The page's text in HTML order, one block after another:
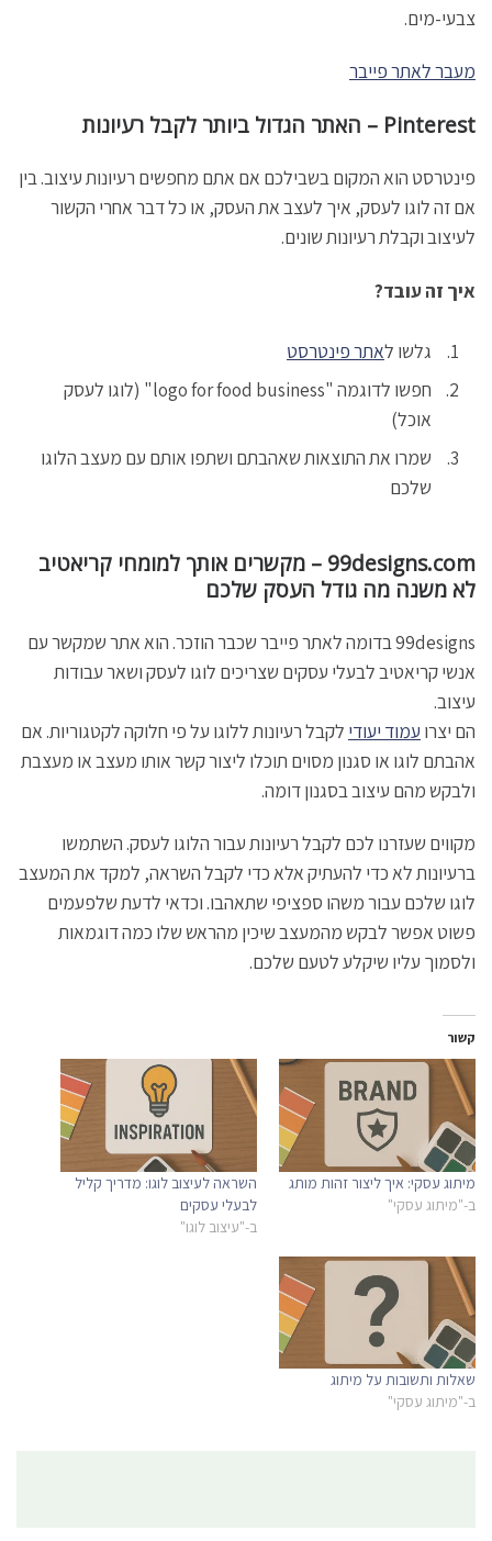
צבעי-מים.
מעבר לאתר פייבר
Pinterest – האתר הגדול ביותר לקבל רעיונות
פינטרסט הוא המקום בשבילכם אם אתם מחפשים רעיונות עיצוב. בין
אם זה לוגו לעסק, איך לעצב את העסק, או כל דבר אחרי הקשור
לעיצוב וקבלת רעיונות שונים.
איך זה עובד?
גלשו לאתר פינטרסט
חפשו לדוגמה "logo for food business" (לוגו לעסק
אוכל)
שמרו את התוצאות שאהבתם ושתפו אותם עם מעצב הלוגו
שלכם
99designs.com – מקשרים אותך למומחי קריאטיב
לא משנה מה גודל העסק שלכם
99designs בדומה לאתר פייבר שכבר הוזכר. הוא אתר שמקשר עם
אנשי קריאטיב לבעלי עסקים שצריכים לוגו לעסק ושאר עבודות
עיצוב.
הם יצרו עמוד יעודי לקבל רעיונות ללוגו על פי חלוקה לקטגוריות. אם
אהבתם לוגו או סגנון מסוים תוכלו ליצור קשר אותו מעצב או מעצבת
ולבקש מהם עיצוב בסגנון דומה.
מקווים שעזרנו לכם לקבל רעיונות עבור הלוגו לעסק. השתמשו
ברעיונות לא כדי להעתיק אלא כדי לקבל השראה, למקד את המעצב
לוגו שלכם עבור משהו ספציפי שתאהבו. וכדאי לדעת שלפעמים
פשוט אפשר לבקש מהמעצב שיכין מהראש שלו כמה דוגמאות
ולסמוך עליו שיקלע לטעם שלכם.
קשור
מיתוג עסקי: איך ליצור זהות מותג
ב-"מיתוג עסקי"
השראה לעיצוב לוגו: מדריך קליל
לבעלי עסקים
ב-"עיצוב לוגו"
שאלות ותשובות על מיתוג
ב-"מיתוג עסקי"